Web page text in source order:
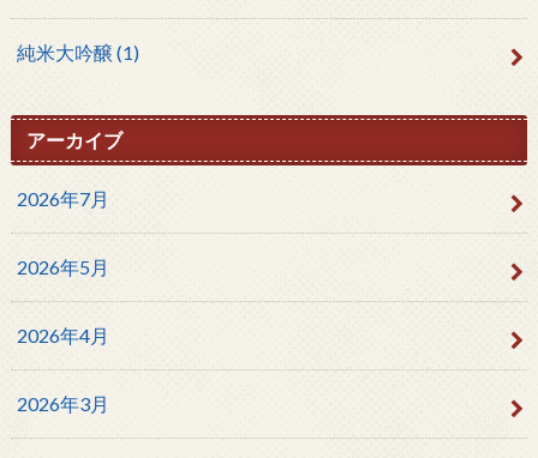
純米大吟醸 (1)
アーカイブ
2026年7月
2026年5月
2026年4月
2026年3月